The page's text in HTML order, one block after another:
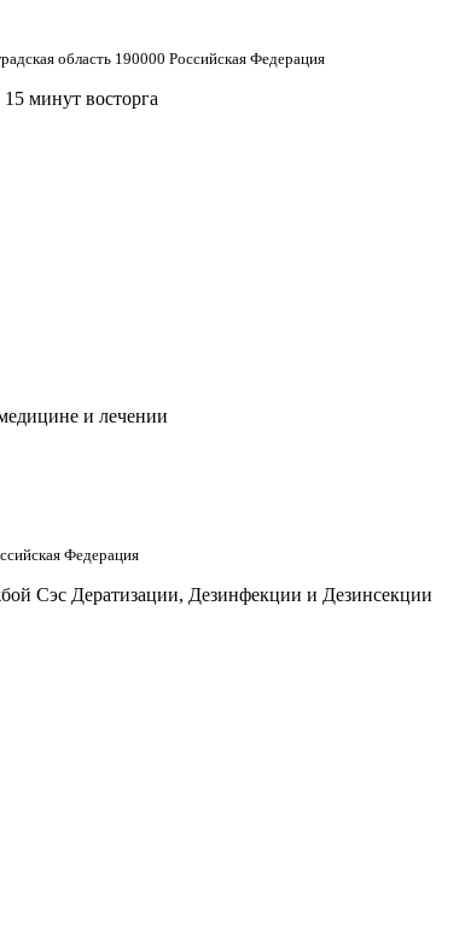
область 190000 Российская Федерация
минут восторга
и лечении
Федерация
Сэс Дератизации, Дезинфекции и Дезинсекции